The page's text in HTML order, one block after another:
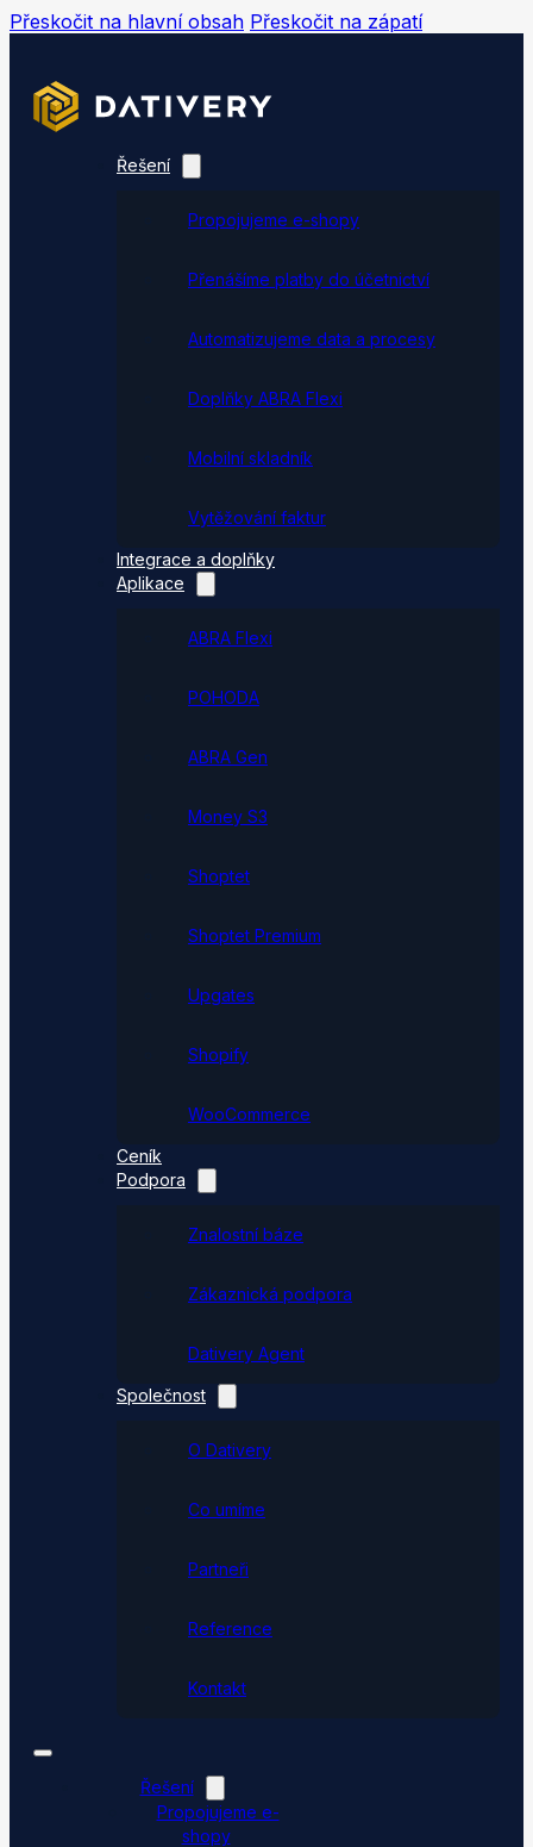
Přeskočit na hlavní obsah Přeskočit na zápatí
Řešení
Propojujeme e-shopy
Přenášíme platby do účetnictví
Automatizujeme data a procesy
Doplňky ABRA Flexi
Mobilní skladník
Vytěžování faktur
Integrace a doplňky
Aplikace
ABRA Flexi
POHODA
ABRA Gen
Money S3
Shoptet
Shoptet Premium
Upgates
Shopify
WooCommerce
Ceník
Podpora
Znalostní báze
Zákaznická podpora
Dativery Agent
Společnost
O Dativery
Co umíme
Partneři
Reference
Kontakt
Řešení
Propojujeme e-
shopy